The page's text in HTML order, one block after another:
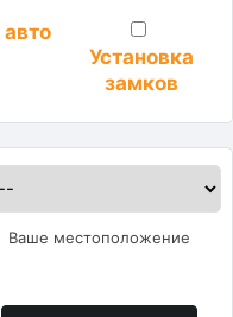
Установка
замков
Ваше местоположение